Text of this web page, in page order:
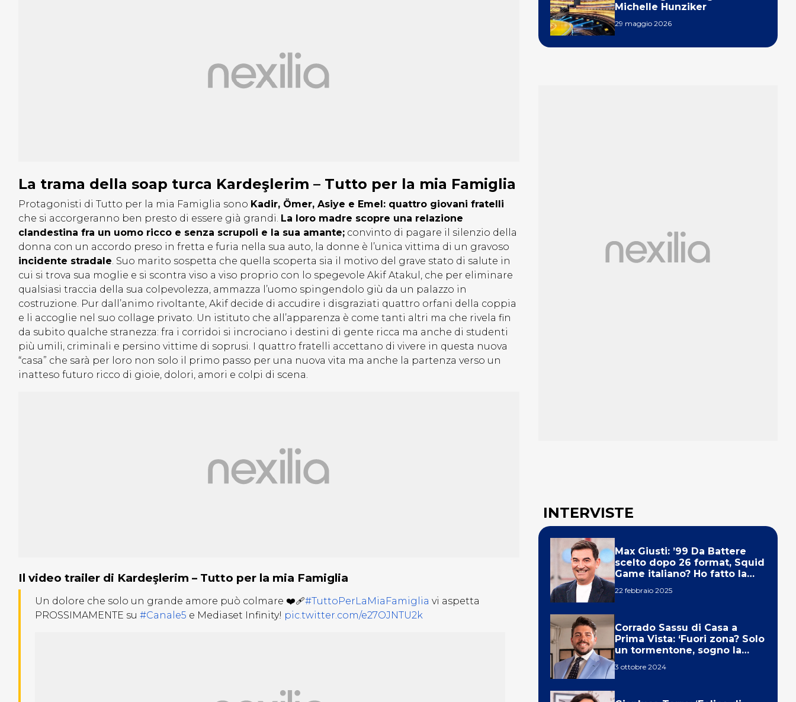
La trama della soap turca Kardeşlerim – Tutto per la mia Famiglia
Protagonisti di Tutto per la mia Famiglia sono Kadir, Ömer, Asiye e Emel: quattro giovani fratelli
che si accorgeranno ben presto di essere già grandi. La loro madre scopre una relazione
clandestina fra un uomo ricco e senza scrupoli e la sua amante; convinto di pagare il silenzio della
donna con un accordo preso in fretta e furia nella sua auto, la donne è l’unica vittima di un gravoso
incidente stradale . Suo marito sospetta che quella scoperta sia il motivo del grave stato di salute in
cui si trova sua moglie e si scontra viso a viso proprio con lo spegevole Akif Atakul, che per eliminare
qualsiasi traccia della sua colpevolezza, ammazza l’uomo spingendolo giù da un palazzo in
costruzione. Pur dall’animo rivoltante, Akif decide di accudire i disgraziati quattro orfani della coppia
e li accoglie nel suo collage privato. Un istituto che all’apparenza è come tanti altri ma che rivela fin
da subito qualche stranezza: fra i corridoi si incrociano i destini di gente ricca ma anche di studenti
più umili, criminali e persino vittime di soprusi. I quattro fratelli accettano di vivere in questa nuova
“casa” che sarà per loro non solo il primo passo per una nuova vita ma anche la partenza verso un
inatteso futuro ricco di gioie, dolori, amori e colpi di scena.
Il video trailer di Kardeşlerim – Tutto per la mia Famiglia
Un dolore che solo un grande amore può colmare ❤️‍🩹#TuttoPerLaMiaFamiglia vi aspetta
PROSSIMAMENTE su #Canale5 e Mediaset Infinity! pic.twitter.com/e27OJNTU2k
Michelle Hunziker
29 maggio 2026
INTERVISTE
Max Giusti: ’99 Da Battere
scelto dopo 26 format, Squid
Game italiano? Ho fatto la
22 febbraio 2025
Corrado Sassu di Casa a
Prima Vista: ‘Fuori zona? Solo
un tormentone, sogno la
3 ottobre 2024